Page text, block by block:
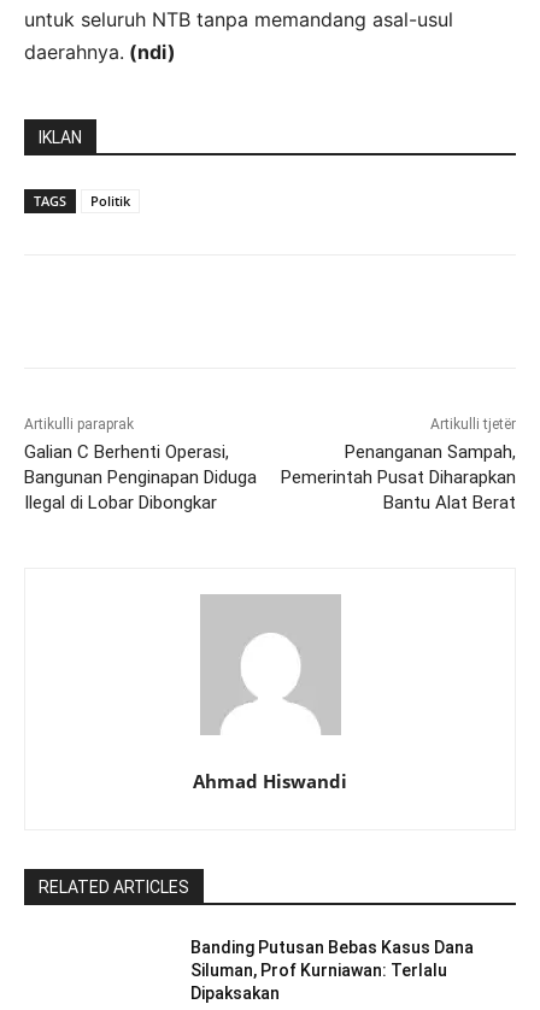
untuk seluruh NTB tanpa memandang asal-usul
daerahnya. (ndi)
IKLAN
TAGS Politik
Artikulli paraprak
Galian C Berhenti Operasi,
Bangunan Penginapan Diduga
Ilegal di Lobar Dibongkar
Artikulli tjetër
Penanganan Sampah,
Pemerintah Pusat Diharapkan
Bantu Alat Berat
Ahmad Hiswandi
RELATED ARTICLES
Banding Putusan Bebas Kasus Dana
Siluman, Prof Kurniawan: Terlalu
Dipaksakan